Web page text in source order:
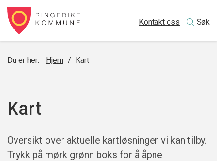
Kontakt oss Søk
Du er her: Hjem / Kart
Kart
Oversikt over aktuelle kartløsninger vi kan tilby.
Trykk på mørk grønn boks for å åpne